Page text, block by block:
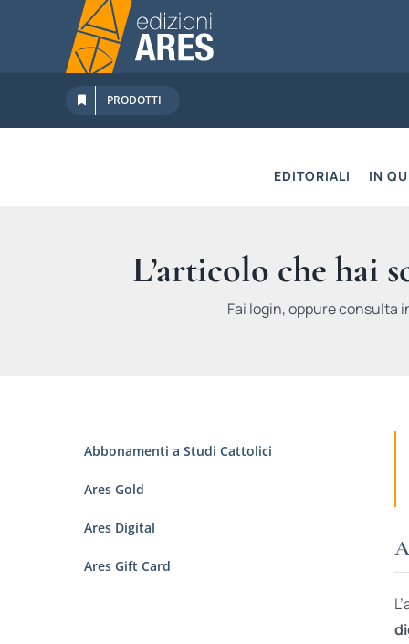
contenuto
PRODOTTI
EDITORIALI IN
L’articolo che hai
Fai login, oppure consulta
Abbonamenti a Studi Cattolici
Ares Gold
Ares Digital
Ares Gift Card